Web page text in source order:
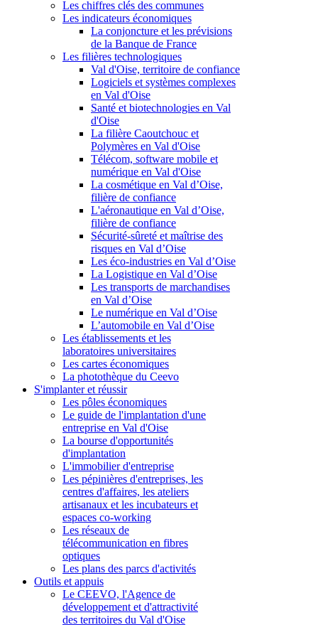
Les chiffres clés des communes
Les indicateurs économiques
La conjoncture et les prévisions
de la Banque de France
Les filières technologiques
Val d'Oise, territoire de confiance
Logiciels et systèmes complexes
en Val d'Oise
Santé et biotechnologies en Val
d'Oise
La filière Caoutchouc et
Polymères en Val d'Oise
Télécom, software mobile et
numérique en Val d'Oise
La cosmétique en Val d’Oise,
filière de confiance
L'aéronautique en Val d’Oise,
filière de confiance
Sécurité-sûreté et maîtrise des
risques en Val d’Oise
Les éco-industries en Val d’Oise
La Logistique en Val d’Oise
Les transports de marchandises
en Val d’Oise
Le numérique en Val d’Oise
L’automobile en Val d’Oise
Les établissements et les
laboratoires universitaires
Les cartes économiques
La photothèque du Ceevo
S'implanter et réussir
Les pôles économiques
Le guide de l'implantation d'une
entreprise en Val d'Oise
La bourse d'opportunités
d'implantation
L'immobilier d'entreprise
Les pépinières d'entreprises, les
centres d'affaires, les ateliers
artisanaux et les incubateurs et
espaces co-working
Les réseaux de
télécommunication en fibres
optiques
Les plans des parcs d'activités
Outils et appuis
Le CEEVO, l'Agence de
développement et d'attractivité
des territoires du Val d'Oise